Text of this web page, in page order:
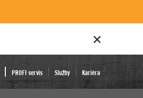
PROFI servis Služby Kariéra